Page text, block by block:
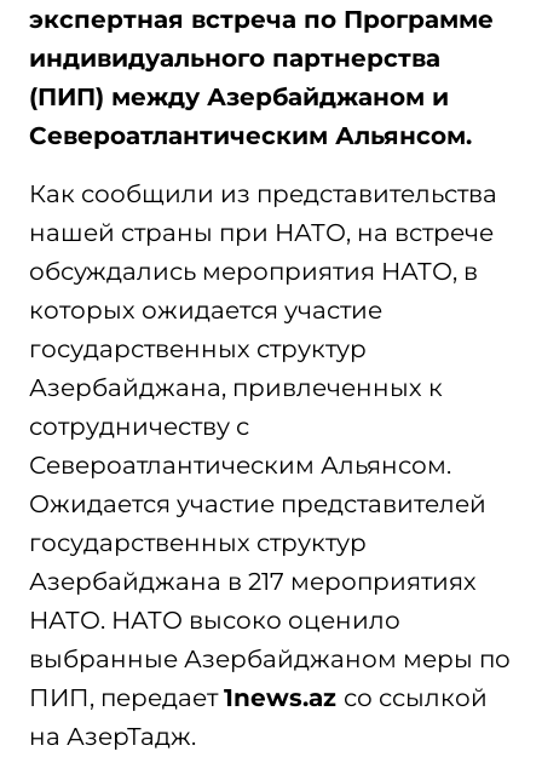
экспертная встреча по Программе
индивидуального партнерства
(ПИП) между Азербайджаном и
Североатлантическим Альянсом.
Как сообщили из представительства
нашей страны при НАТО, на встрече
обсуждались мероприятия НАТО, в
которых ожидается участие
государственных структур
Азербайджана, привлеченных к
сотрудничеству с
Североатлантическим Альянсом.
Ожидается участие представителей
государственных структур
Азербайджана в 217 мероприятиях
НАТО. НАТО высоко оценило
выбранные Азербайджаном меры по
ПИП, передает1news.az со ссылкой
на АзерТадж.